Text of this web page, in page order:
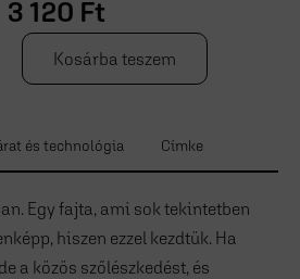
3 120 Ft
Kosárba teszem
és technológia Címke
Egy fajta, ami sok tekintetben
hiszen ezzel kezdtük. Ha
a közös szőlészkedést, és